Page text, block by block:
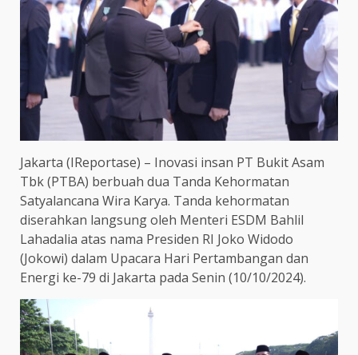
Jakarta (IReportase) – Inovasi insan PT Bukit Asam
Tbk (PTBA) berbuah dua Tanda Kehormatan
Satyalancana Wira Karya. Tanda kehormatan
diserahkan langsung oleh Menteri ESDM Bahlil
Lahadalia atas nama Presiden RI Joko Widodo
(Jokowi) dalam Upacara Hari Pertambangan dan
Energi ke-79 di Jakarta pada Senin (10/10/2024).